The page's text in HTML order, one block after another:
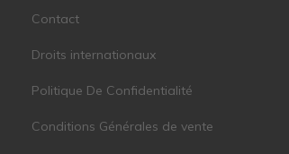
Contact
Droits internationaux
Politique De Confidentialité
Conditions Générales de vente